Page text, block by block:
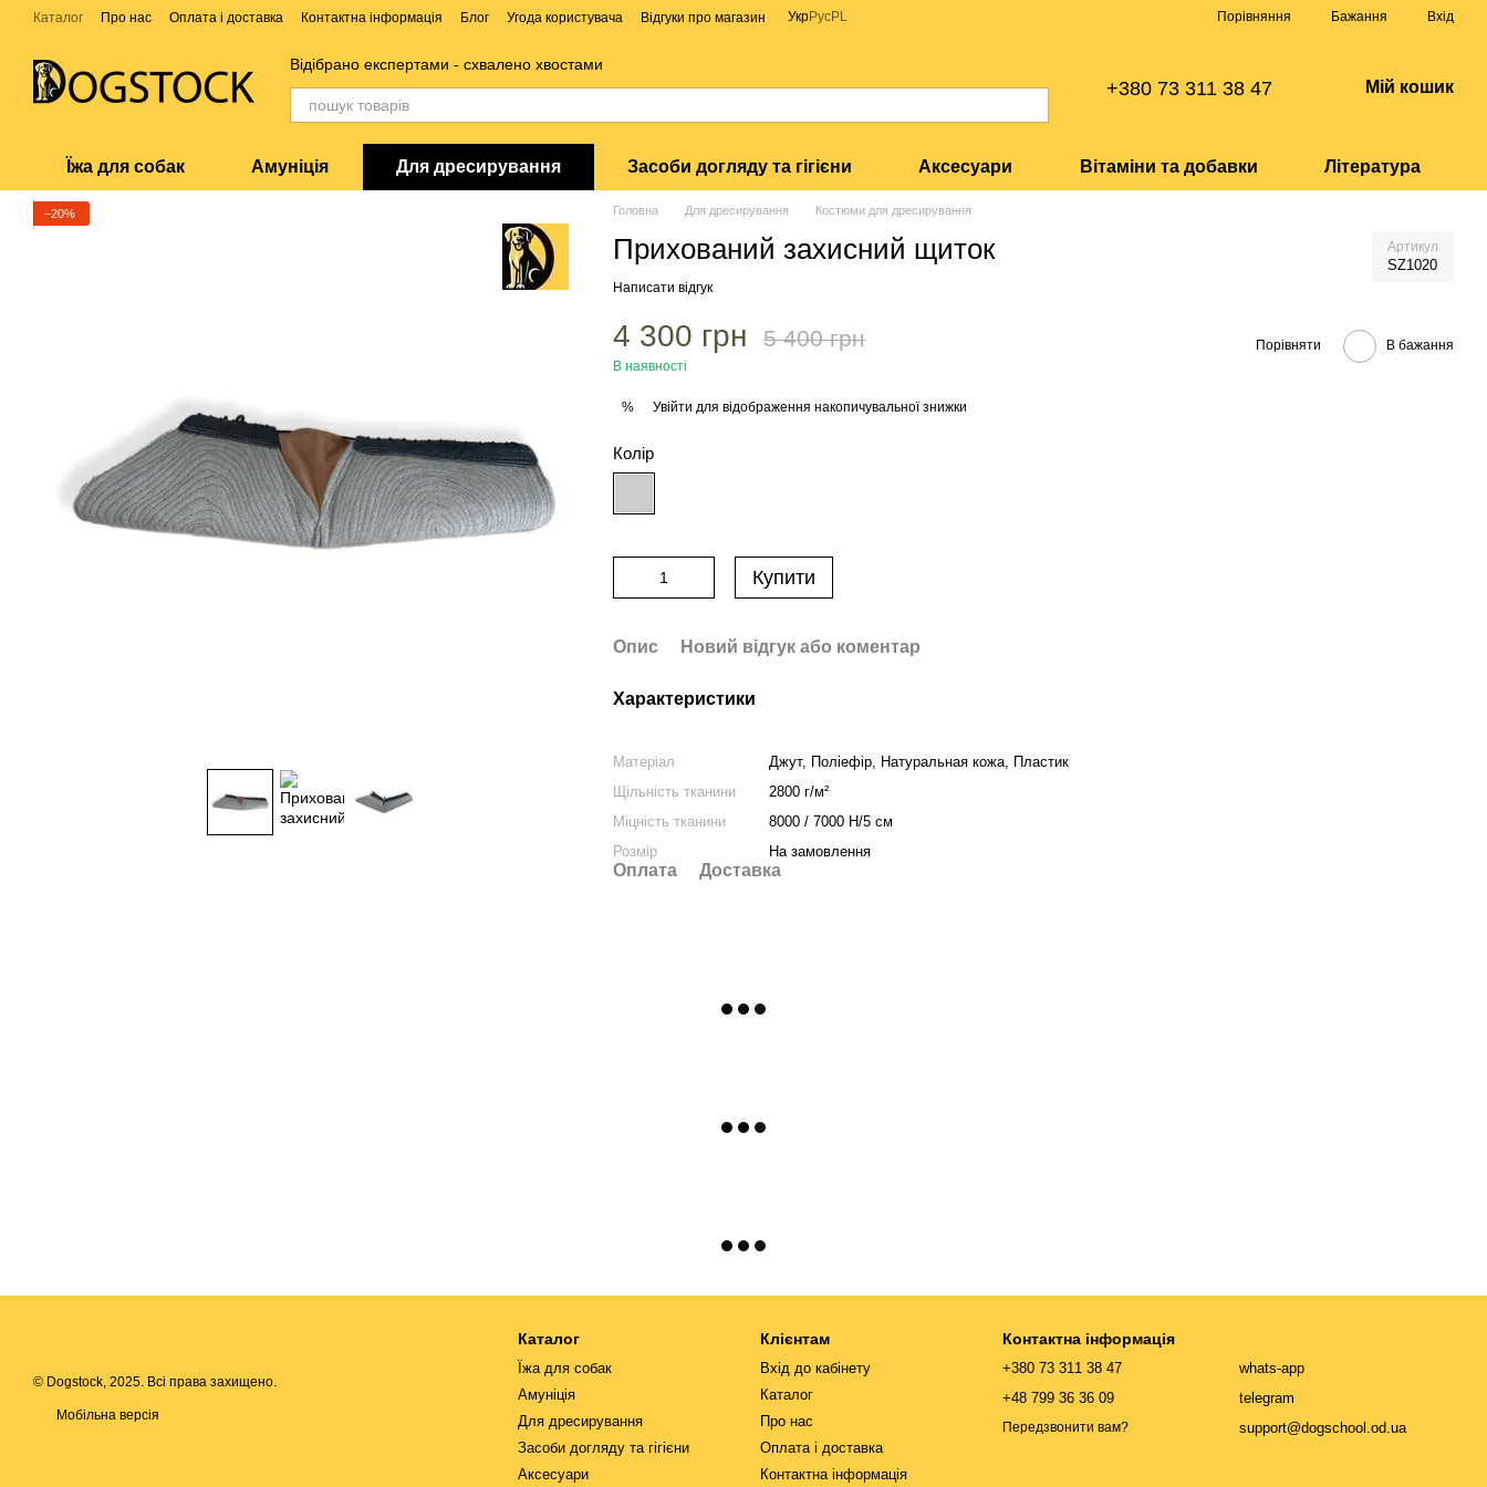
Перейти до основного контенту
Каталог Про нас Оплата і доставка Контактна інформація Блог Угода користувача Відгуки про магазин УкрРусPL Порівняння Бажання Вхід
Відібрано експертами - схвалено хвостами
+380 73 311 38 47 Мій кошик
Їжа для собак Амуніція Для дресирування Засоби догляду та гігієни Аксесуари Вітаміни та добавки Література
−20% Головна Для дресирування Костюми для дресирування
Прихований захисний щиток Артикул
SZ1020
Написати відгук
4 300 грн 5 400 грн
В наявності
Порівняти В бажання
% Увійти для відображення накопичувальної знижки
Колір
Купити
Опис Новий відгук або коментар
Характеристики
Матеріал
Джут, Поліефір, Натуральная кожа, Пластик
Щільність тканини
2800 г/м²
Міцність тканини
8000 / 7000 Н/5 см
Розмір
На замовлення
Оплата Доставка
© Dogstock, 2025. Всі права захищено.
Мобільна версія
Каталог
Їжа для собак
Амуніція
Для дресирування
Засоби догляду та гігієни
Аксесуари
Клієнтам
Вхід до кабінету
Каталог
Про нас
Оплата і доставка
Контактна інформація
Контактна інформація
+380 73 311 38 47
+48 799 36 36 09
Передзвонити вам?
whats-app
telegram
support@dogschool.od.ua